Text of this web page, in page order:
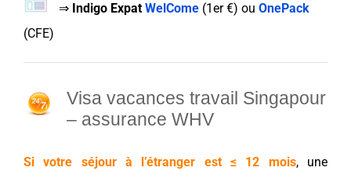
⇒ Indigo Expat WelCome (1er €) ou OnePack
(CFE)
Visa vacances travail Singapour
– assurance WHV
Si votre séjour à l’étranger est ≤ 12 mois, une